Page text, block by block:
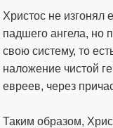
Христос не изгонял
падшего ангела, но
свою систему, то
наложение чистой
евреев, через
Таким образом,